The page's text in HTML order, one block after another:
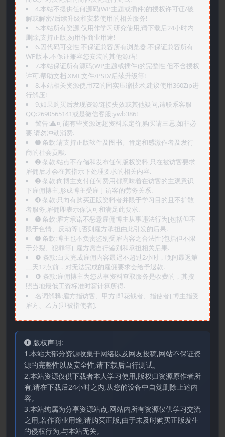
4.本站不提供任何源码(WP主题或插件)的授权许可证/破
解或解密/后续升级和安装使用的相关服务!
5.本站所有资源,仅用作学习研究使用,请下载后24小时内
删除,支持正版,勿用作商业用途!
6.因代码可变性,不保证兼容所有浏览器.不保证兼容所有
WP版本.不保证兼容您安装的其他源码!
7.本站保证所有源码(WP主题或插件)的完整性,但不含授权
许可.帮助文档.XML文件/PSD/后续升级等!
8.本站相关资源使用7Z的固实压缩技术,建议使用360Zip进
行解压!
9.如果购买后发现资源链接失效或其他疑问,请联系客服
QQ:2690565141或是微信客服:ywb386!
警告:⚠️可能有些资源远超资料原定价,购买请三思,如非必
要,请勿冲动消费.
➊️ 条款:请支持正版软件及图书。肯定和感激作者及发行
商的社会贡献.
➋️ 条款:站点不存储和发布任何版权资料,只在被访客要求
雇佣后才会在其指示下处理要求的相关内容.
➌️ 条款:向博主支付任何费用都意味着在访客的主观意识
下雇佣博主,形成博主受雇于访客的劳务关系.
➍️ 条款:只向有购买正版资料者并限于学习目的且不扩散
者服务,雇佣即表示你认可和满足此要求.
➎ 条款:雇方承诺不恶意雇佣博主从事违法行为[包括但不
限于色情、反动等],否则雇方承担由此引发的后果.
➏️ 条款:博主也不负责鉴别受雇内容之合法性[包括但不限
于分裂、犯罪等], 雇方需自行鉴别和承担相关后果.
❼ 条款:白天完成雇佣内容最迟不超过2小时，晚间最迟第
二天12点前，对无法完成的雇佣要求会给予退款.
❽ 条款:雇佣博主为您从事资料查取服务是收费的，其按
照当地最低工资标准时薪计算所得.
名词解释:雇方指访客、甲方[即花钱者、指使者],博主指受
雇方、乙方[即被指使者].
版权声明:
1.本站大部分资源收集于网络以及网友投稿,网站不保证资
源的完整性以及安全性,请下载后自行测试。
2.本站资源仅供下载者本人学习使用,版权归资源原作者所
有,请在下载后24小时之内,从您的设备中自觉删除上述内
容。
3.本站纯属为分享资源站点,网站内所有资源仅供学习交流
之用,若作商业用途,请购买正版,由于未及时购买正版发生
的侵权行为,与本站无关。